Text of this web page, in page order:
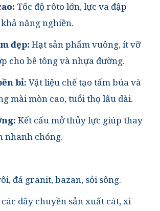
Tốc độ rôto lớn, lực va đập
năng nghiền.
đẹp: Hạt sản phẩm vuông, ít vỡ
cho bê tông và nhựa đường.
bỉ: Vật liệu chế tạo tấm búa và
mài mòn cao, tuổi thọ lâu dài.
Kết cấu mở thủy lực giúp thay
nhanh chóng.
đá granit, bazan, sỏi sông.
dây chuyền sản xuất cát, xi